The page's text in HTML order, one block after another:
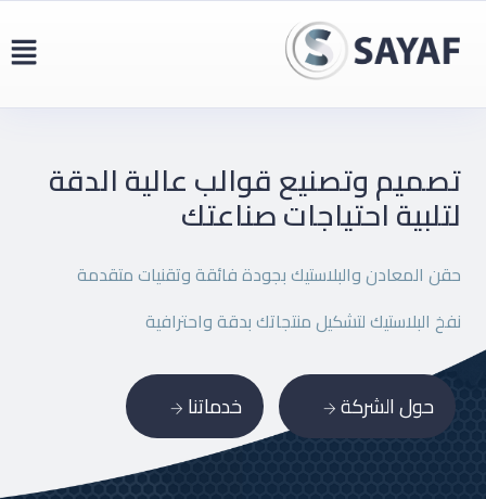
تصميم وتصنيع قوالب عاليةالدقة
لتلبية احتياجات صناعتك
حقن المعادن والبلاستيك بجودة فائقة وتقنيات متقدمة
نفخ البلاستيك لتشكيل منتجاتك بدقة واحترافية
حول الشركة خدماتنا